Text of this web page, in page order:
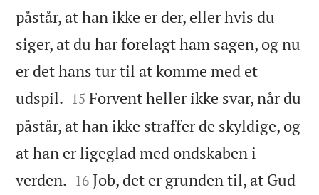
påstår, at han ikke er der, eller hvis du
siger, at du har forelagt ham sagen, og nu
er det hans tur til at komme med et
udspil. 

15 Forvent heller ikke svar, når du
påstår, at han ikke straffer de skyldige, og
at han er ligeglad med ondskaben i
verden. 

16 Job, det er grunden til, at Gud